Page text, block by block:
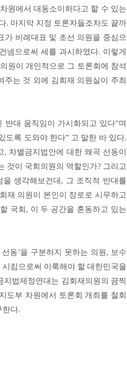
원에서 대동소이하다고 할 수 있는
. 마지막 지정 토론자들조차도 끝까
가 비례대표 및 초선 의원을 중심으
넴으로써 세를 과시하였다. 이렇게
원이 개인적으로 그 토론회에 참석
는 것 외에 김회재 의원실이 주최
대 움직임이 가시화되고 있다”며
도록 도와야 한다” 고 말한 바 있다.
차별금지법안에 대한 왜곡 선동이
것이 국회의원의 역할인가? 그리고
생각해보건대, 그 조직적 반대를
재 의원이 본인이 장로로 시무하고
국회, 이 두 공간을 혼동하고 있는
선동’을 구분하지 못하는 의원, 보수
킴으로써 이룩해야 할 대한민국을
법제정연대는 김회재의원의 끔찍
도부 차원에서 토론회 개최를 철회
한다.